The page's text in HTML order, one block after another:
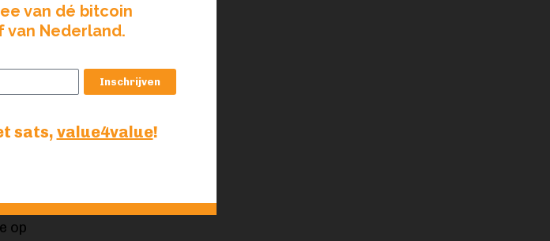
is.
je
op
van dé bitcoin
van Nederland.
Inschrijven
sats, value4value!